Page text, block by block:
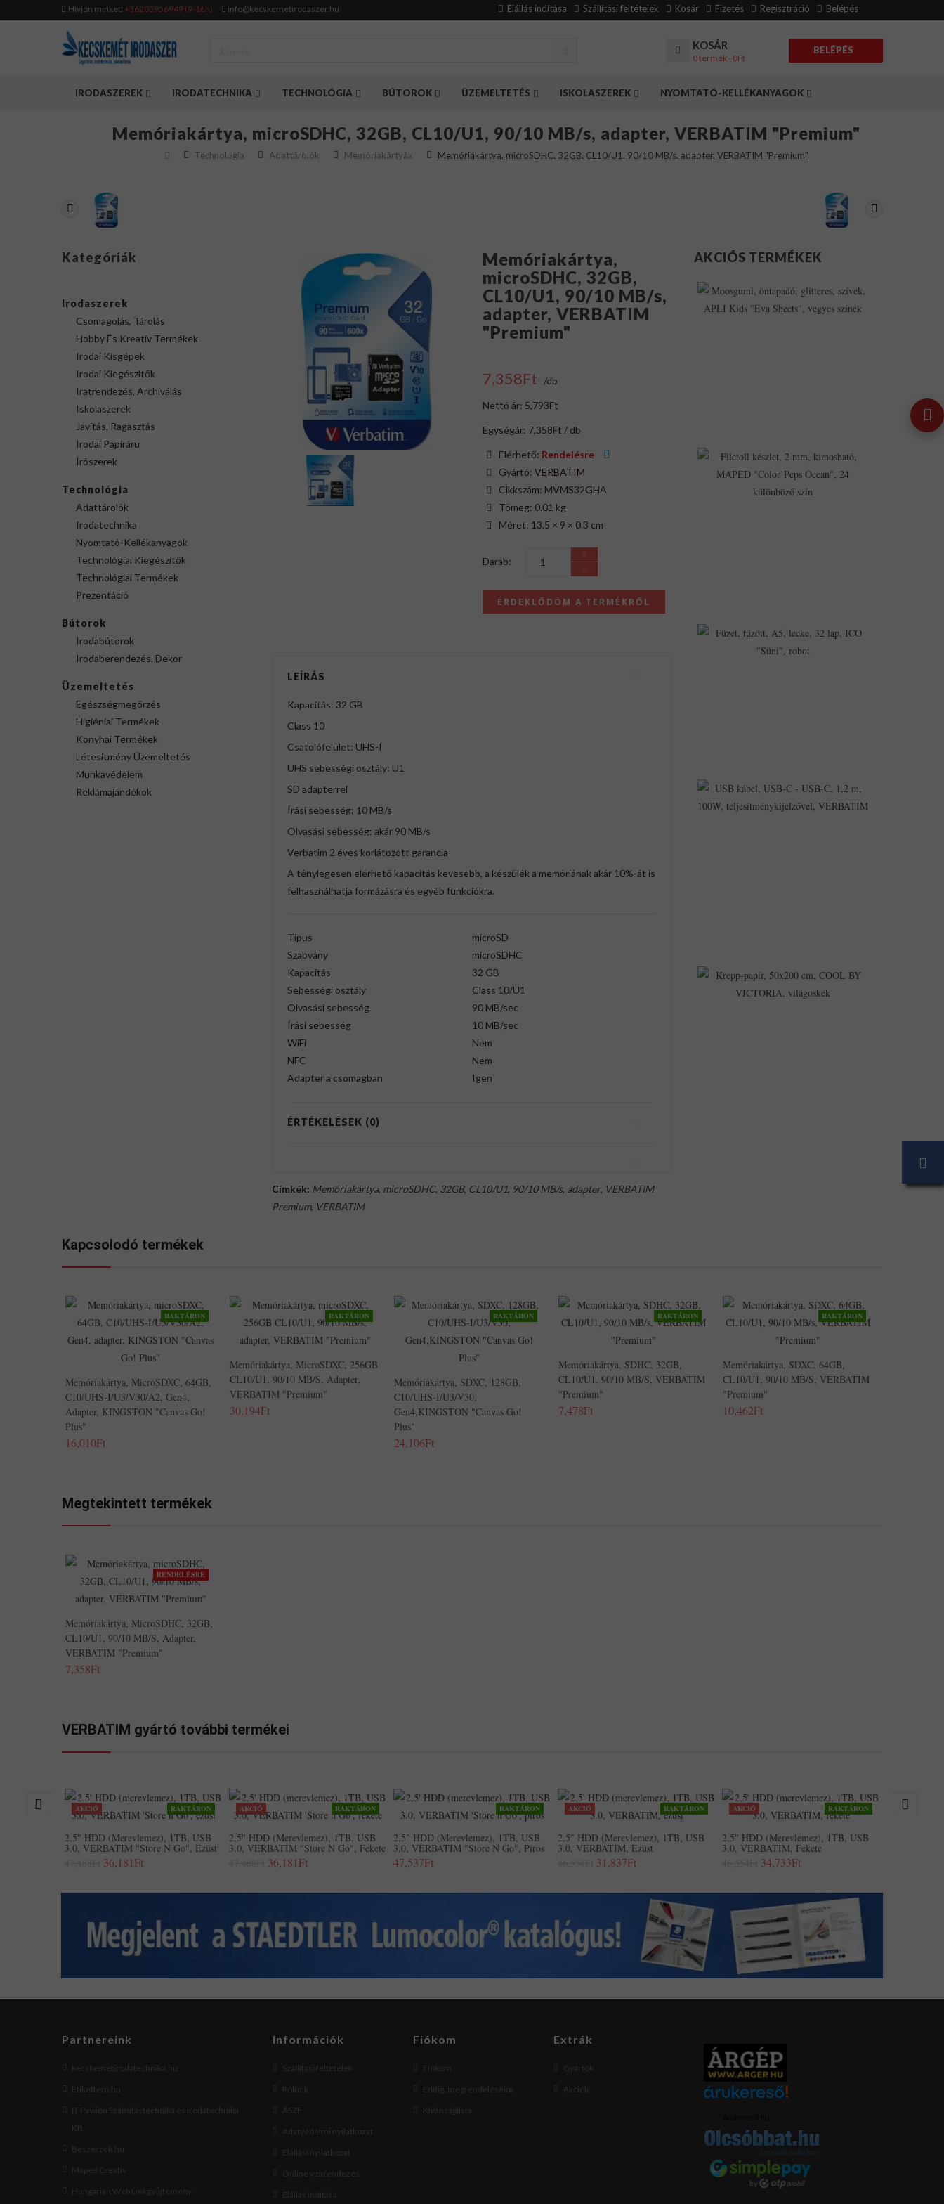
Hívjon minket: +36203956949 (9-16h) info@kecskemetirodaszer.hu Elállás indítása Szállítási feltételek Kosár Fizetés Regisztráció Belépés
KOSÁR
0 termék - 0Ft
BELÉPÉS
IRODASZEREK IRODATECHNIKA TECHNOLÓGIA BÚTOROK ÜZEMELTETÉS ISKOLASZEREK NYOMTATÓ-KELLÉKANYAGOK
Memóriakártya, microSDHC, 32GB, CL10/U1, 90/10 MB/s, adapter, VERBATIM "Premium"
Technológia Adattárolók Memóriakártyák Memóriakártya, microSDHC, 32GB, CL10/U1, 90/10 MB/s, adapter, VERBATIM "Premium"
Kategóriák
Irodaszerek
Csomagolás, Tárolás
Hobby És Kreatív Termékek
Irodai Kisgépek
Irodai Kiegészítők
Iratrendezés, Archiválás
Iskolaszerek
Javítás, Ragasztás
Irodai Papíráru
Írószerek
Technológia
Adattárolók
Irodatechnika
Nyomtató-Kellékanyagok
Technológiai Kiegészítők
Technológiai Termékek
Prezentáció
Bútorok
Irodabútorok
Irodaberendezés, Dekor
Üzemeltetés
Egészségmegőrzés
Higiéniai Termékek
Konyhai Termékek
Létesítmény Üzemeltetés
Munkavédelem
Reklámajándékok
Memóriakártya,
microSDHC, 32GB,
CL10/U1, 90/10 MB/s,
adapter, VERBATIM
"Premium"
7,358Ft /db
Nettó ár: 5,793Ft
Egységár: 7,358Ft / db
Elérhető: Rendelésre
Gyártó: VERBATIM
Cikkszám: MVMS32GHA
Tömeg: 0.01 kg
Méret: 13.5 × 9 × 0.3 cm
Darab:
ÉRDEKLŐDÖM A TERMÉKRŐL
LEÍRÁS
Kapacitás: 32 GB
Class 10
Csatolófelület: UHS-I
UHS sebességi osztály: U1
SD adapterrel
Írási sebesség: 10 MB/s
Olvasási sebesség: akár 90 MB/s
Verbatim 2 éves korlátozott garancia
A ténylegesen elérhető kapacitás kevesebb, a készülék a memóriának akár 10%-át is
felhasználhatja formázásra és egyéb funkciókra.
Típus
microSD
Szabvány
microSDHC
Kapacitás
32 GB
Sebességi osztály
Class 10/U1
Olvasási sebesség
90 MB/sec
Írási sebesség
10 MB/sec
WiFi
Nem
NFC
Nem
Adapter a csomagban
Igen
ÉRTÉKELÉSEK (0)
Címkék: Memóriakártya, microSDHC, 32GB, CL10/U1, 90/10 MB/s, adapter, VERBATIM
Premium, VERBATIM
AKCIÓS TERMÉKEK
1,519Ft
Kapcsolodó termékek
RAKTÁRON
Memóriakártya, MicroSDXC, 64GB,
C10/UHS-I/U3/V30/A2, Gen4,
Adapter, KINGSTON "Canvas Go!
Plus"
16,010Ft
RAKTÁRON
Memóriakártya, MicroSDXC, 256GB
CL10/U1, 90/10 MB/s, Adapter,
VERBATIM "Premium"
30,194Ft
RAKTÁRON
Memóriakártya, SDXC, 128GB,
C10/UHS-I/U3/V30,
Gen4,KINGSTON "Canvas Go!
Plus"
24,106Ft
RAKTÁRON
Memóriakártya, SDHC, 32GB,
CL10/U1, 90/10 MB/s, VERBATIM
"Premium"
7,478Ft
RAKTÁRON
Memóriakártya, SDXC, 64GB,
CL10/U1, 90/10 MB/s, VERBATIM
"Premium"
10,462Ft
Megtekintett termékek
RENDELÉSRE
Memóriakártya, MicroSDHC, 32GB,
CL10/U1, 90/10 MB/s, Adapter,
VERBATIM "Premium"
7,358Ft
VERBATIM gyártó további termékei
AKCIÓ RAKTÁRON
2,5" HDD (merevlemez), 1TB, USB
3.0, VERBATIM "Store N Go", Ezüst
36,181Ft
AKCIÓ RAKTÁRON
2,5" HDD (merevlemez), 1TB, USB
3.0, VERBATIM "Store N Go", Fekete
36,181Ft
RAKTÁRON
2,5" HDD (merevlemez), 1TB, USB
3.0, VERBATIM "Store N Go", Piros
47,537Ft
AKCIÓ RAKTÁRON
2,5" HDD (merevlemez), 1TB, USB
3.0, VERBATIM, Ezüst
31,837Ft
AKCIÓ RAKTÁRON
2,5" HDD (merevlemez), 1TB, USB
3.0, VERBATIM, Fekete
34,733Ft
Partnereink
kecskemetirodatechnika.hu
Etikettem.hu
IT Pavilon Számítástechnika és Irodatechnika
Kft.
Beszerzek.hu
Maped Creativ
Hungarian Web Linkgyűjtemény
Információk
Szállítási feltételek
Rólunk
ÁSZF
Adatvédelmi nyilatkozat
Elállási nyilatkozat
Online vitarendezés
Elállás indítása
Fiókom
Fiókom
Eddigi megrendeléseim
Kívánságlista
Extrák
Gyártók
Akciók